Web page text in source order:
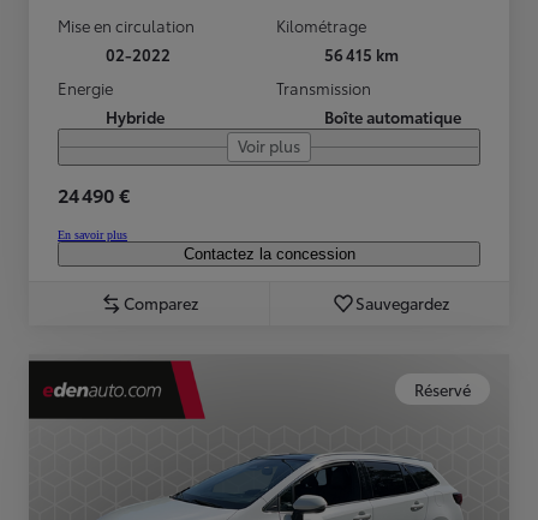
Mise en circulation
02-2022
Kilométrage
56 415 km
Energie
Hybride
Transmission
Boîte automatique
Voir plus
24 490 €
En savoir plus
Contactez la concession
Comparez Sauvegardez
Réservé